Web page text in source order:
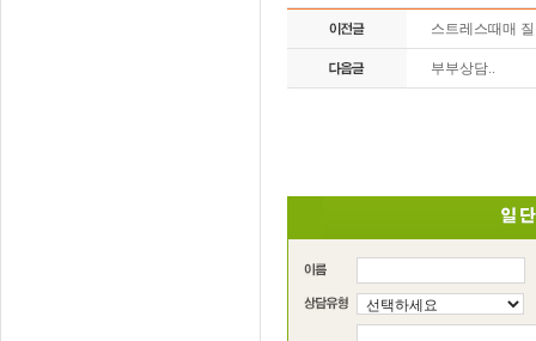
스트레스때매
부부상담..